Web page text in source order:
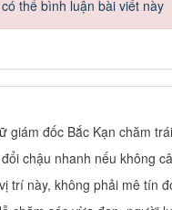
thể bình luận bài viết này
giám đốc Bắc Kạn chăm
chậu nhanh nếu không
trí này, không phải mê tín